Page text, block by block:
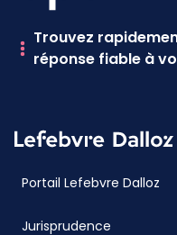
Trouvez
réponse fiable à
Portail Lefebvre Dalloz
Jurisprudence